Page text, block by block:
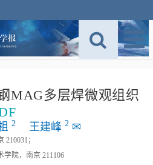
MAG多层焊微观组织
2 王建峰 2 ✉
；
学院，南京 211106